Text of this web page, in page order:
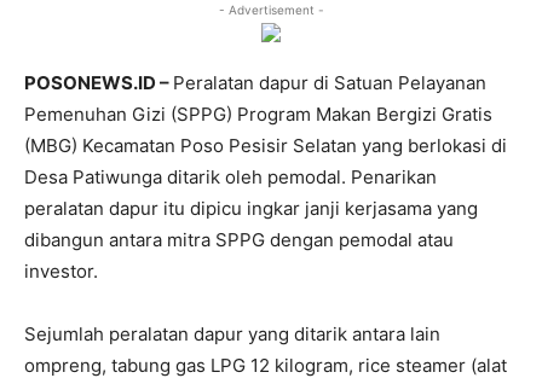
- Advertisement -
POSONEWS.ID – Peralatan dapur di Satuan Pelayanan
Pemenuhan Gizi (SPPG) Program Makan Bergizi Gratis
(MBG) Kecamatan Poso Pesisir Selatan yang berlokasi di
Desa Patiwunga ditarik oleh pemodal. Penarikan
peralatan dapur itu dipicu ingkar janji kerjasama yang
dibangun antara mitra SPPG dengan pemodal atau
investor.
Sejumlah peralatan dapur yang ditarik antara lain
ompreng, tabung gas LPG 12 kilogram, rice steamer (alat